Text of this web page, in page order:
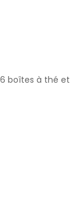
boîtes à thé et